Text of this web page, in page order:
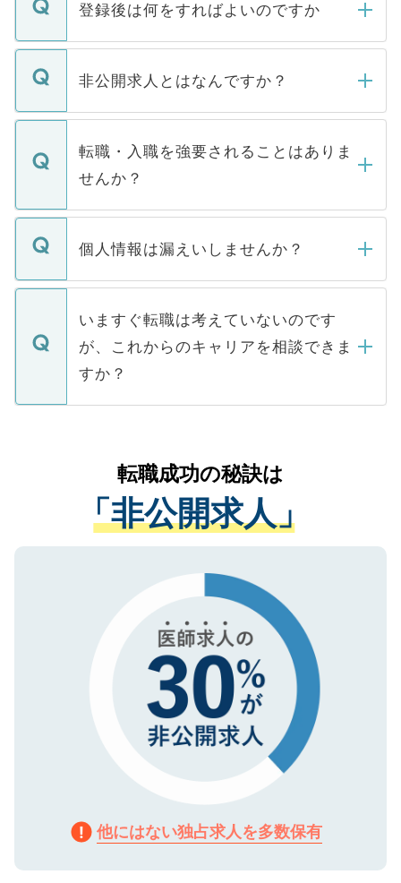
登録後は何をすればよいのですか
ご登録いただきましたら、弊社担当者がご
登録内容を確認し、その後メールもしくは
ます。通常、5営業日以内にはご連絡をせて
いただきますので、しばらくお待ちくださ
非公開求人とはなんですか？
マイナビDOCTORで取り扱っている求人の
うち約3割は、Webサイトからご覧いただ
けない「非公開求人」です。非公開求人は
下記の理由によって、一般には公開してい
ません。
■応募殺到を避けるため 人気のある医療機
関を公にしてしまうと、応募が殺到する場
に、医療機関が求める条件に合った人材の
みを人材紹介会社に依頼するケースが増え
ています。
転職・入職を強要されることはありま
せんか？
転職・入職を強要することは一切ありませ
ん。また、仮に応募先から内定をいただい
定を承諾する必要はありません。内定先へ
の辞退の連絡はキャリアパートナーが行い
個人情報は漏えいしませんか？
個人情報が漏えいすることはありませんの
で、ご安心ください。当サイトからの登録
などで収集したご登録者様の個人情報は、
ご本人のキャリアアップおよび転職活動の
支援を目的に使用いたします。お預かりし
ているすべての個人データはご本人の許可
は、個人情報の取り扱いについての厳密な
管理基準を満たした事業者のみに付与され
る、プライバシーマークを取得済みです。
で、機密保持に関してもご安心ください。
いますぐ転職は考えていないのです
が、これからのキャリアを相談できま
すか？
かがいして、現在の医療機関の状況や紹介
経験をまじえながら、適切なアドバイスを
させていただきます。すぐにご転職をされ
ない方には、長期的なサポートが可能です
ので、まずはご登録ください。
転職成功の秘訣は
「非公開求人」
他にはない独占求人を多数保有